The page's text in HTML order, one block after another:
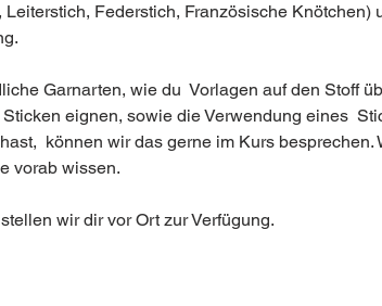
Leiterstich, Federstich, Französische
Garnarten, wie du  Vorlagen auf den Stoff
eignen, sowie die Verwendung eines
können wir das gerne im Kurs
vorab wissen.
wir dir vor Ort zur Verfügung.